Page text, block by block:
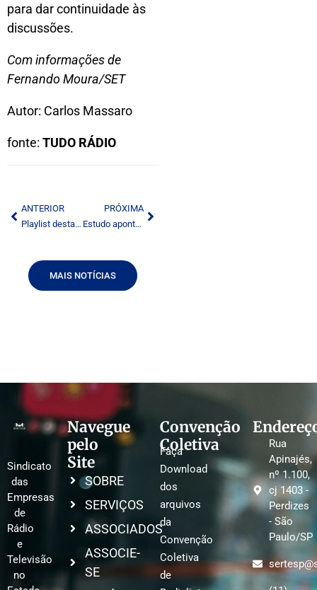
para dar continuidade às
discussões.
Com informações de
Fernando Moura/SET
Autor: Carlos Massaro
fonte: TUDO RÁDIO
ANTERIOR
Playlist destaca novos sistemas e inteligência artificial em eventos de rádio
PRÓXIMA
Estudo aponta que jovens da Geração Z buscam notícias honestas; rádio se destaca pela credibilidade e proximidade
MAIS NOTÍCIAS
Sindicato
das
Empresas
de
Rádio
e
Televisão
no
Navegue
pelo
Site
SOBRE
SERVIÇOS
ASSOCIADOS
ASSOCIE-
SE
Convenção
Coletiva
Faça
Download
dos
arquivos
da
Convenção
Coletiva
de
Rua
Apinajés,
nº 1.100,
cj 1403 -
Perdizes
- São
Paulo/SP